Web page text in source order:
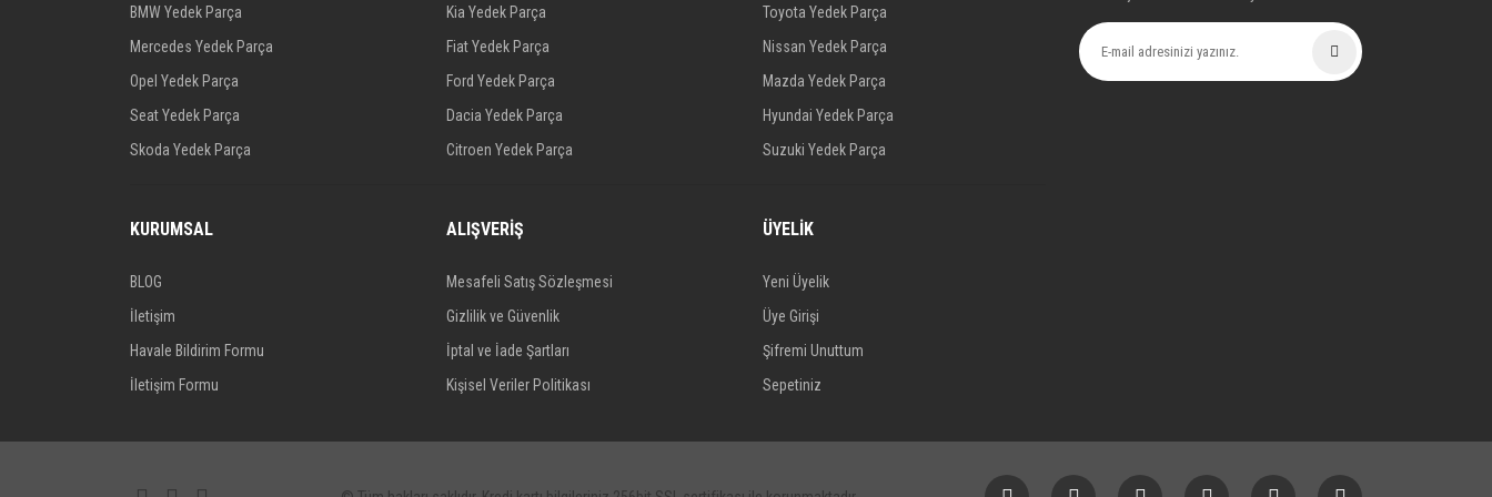
KRV07010044
BMW Yedek Parça
Mercedes Yedek Parça
Opel Yedek Parça
Seat Yedek Parça
Skoda Yedek Parça
Kia Yedek Parça
Fiat Yedek Parça
Ford Yedek Parça
Dacia Yedek Parça
Citroen Yedek Parça
Toyota Yedek Parça
Nissan Yedek Parça
Mazda Yedek Parça
Hyundai Yedek Parça
Suzuki Yedek Parça
KURUMSAL
BLOG
İletişim
Havale Bildirim Formu
İletişim Formu
ALIŞVERİŞ
Mesafeli Satış Sözleşmesi
Gizlilik ve Güvenlik
İptal ve İade Şartları
Kişisel Veriler Politikası
ÜYELİK
Yeni Üyelik
Üye Girişi
Şifremi Unuttum
Sepetiniz